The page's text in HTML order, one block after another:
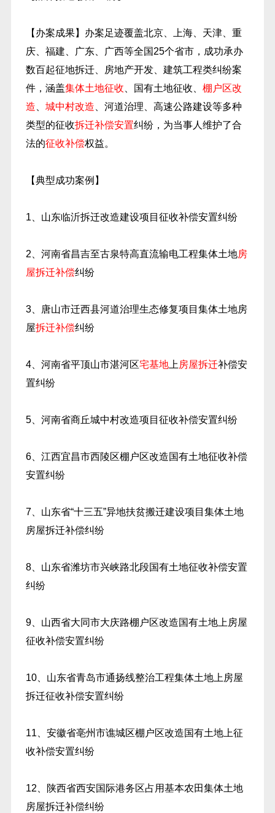
【办案成果】办案足迹覆盖北京、上海、天津、重
庆、福建、广东、广西等全国25个省市，成功承办
数百起征地拆迁、房地产开发、建筑工程类纠纷案
件，涵盖集体土地征收 、国有土地征收、 棚户区改
造
城中村改造 、河道治理、高速公路建设等多种
类型的征收拆迁补偿安置纠纷，为当事人维护了合
法的征收补偿权益。
【典型成功案例】
1、山东临沂拆迁改造建设项目征收补偿安置纠纷
2、河南省昌吉至古泉特高直流输电工程集体土地房
屋拆迁补偿纠纷
3、唐山市迁西县河道治理生态修复项目集体土地房
屋拆迁补偿纠纷
4、河南省平顶山市湛河区宅基地上 房屋拆迁补偿安
置纠纷
5、河南省商丘城中村改造项目征收补偿安置纠纷
6、江西宜昌市西陵区棚户区改造国有土地征收补偿
安置纠纷
7、山东省“十三五”异地扶贫搬迁建设项目集体土地
房屋拆迁补偿纠纷
8、山东省潍坊市兴峡路北段国有土地征收补偿安置
纠纷
9、山西省大同市大庆路棚户区改造国有土地上房屋
征收补偿安置纠纷
10、山东省青岛市通扬线整治工程集体土地上房屋
拆迁征收补偿安置纠纷
11、安徽省亳州市谯城区棚户区改造国有土地上征
收补偿安置纠纷
12、陕西省西安国际港务区占用基本农田集体土地
房屋拆迁补偿纠纷